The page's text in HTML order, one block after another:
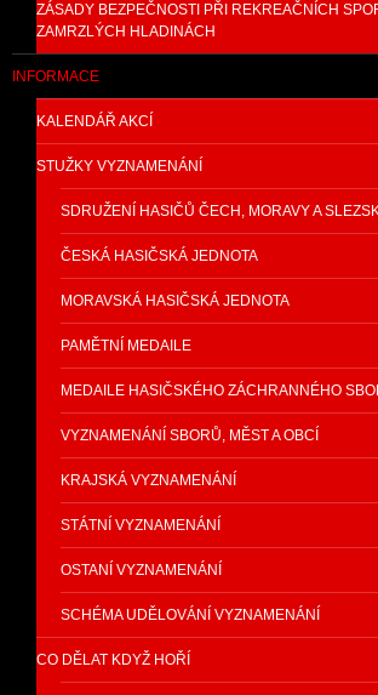
ZÁSADY BEZPEČNOSTI PŘI REKREAČNÍCH
ZAMRZLÝCH HLADINÁCH
INFORMACE
KALENDÁŘ AKCÍ
STUŽKY VYZNAMENÁNÍ
SDRUŽENÍ HASIČŮ ČECH, MORAVY A
ČESKÁ HASIČSKÁ JEDNOTA
MORAVSKÁ HASIČSKÁ JEDNOTA
PAMĚTNÍ MEDAILE
MEDAILE HASIČSKÉHO ZÁCHRANNÉHO
VYZNAMENÁNÍ SBORŮ, MĚST A OBCÍ
KRAJSKÁ VYZNAMENÁNÍ
STÁTNÍ VYZNAMENÁNÍ
OSTANÍ VYZNAMENÁNÍ
SCHÉMA UDĚLOVÁNÍ VYZNAMENÁNÍ
CO DĚLAT KDYŽ HOŘÍ